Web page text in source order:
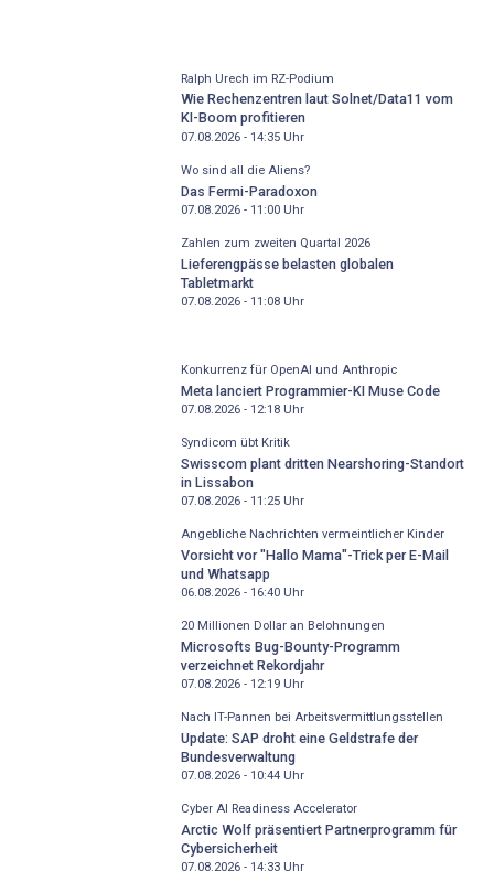
Ralph Urech im RZ-Podium
Wie Rechenzentren laut Solnet/Data11 vom
KI-Boom profitieren
07.08.2026 - 14:35Uhr
Wo sind all die Aliens?
Das Fermi-Paradoxon
07.08.2026 - 11:00Uhr
Zahlen zum zweiten Quartal 2026
Lieferengpässe belasten globalen
Tabletmarkt
07.08.2026 - 11:08Uhr
Konkurrenz für OpenAI und Anthropic
Meta lanciert Programmier-KI Muse Code
07.08.2026 - 12:18Uhr
Syndicom übt Kritik
Swisscom plant dritten Nearshoring-Standort
in Lissabon
07.08.2026 - 11:25Uhr
Angebliche Nachrichten vermeintlicher Kinder
Vorsicht vor "Hallo Mama"-Trick per E-Mail
und Whatsapp
06.08.2026 - 16:40Uhr
20 Millionen Dollar an Belohnungen
Microsofts Bug-Bounty-Programm
verzeichnet Rekordjahr
07.08.2026 - 12:19Uhr
Nach IT-Pannen bei Arbeitsvermittlungsstellen
Update: SAP droht eine Geldstrafe der
Bundesverwaltung
07.08.2026 - 10:44Uhr
Cyber AI Readiness Accelerator
Arctic Wolf präsentiert Partnerprogramm für
Cybersicherheit
07.08.2026 - 14:33Uhr